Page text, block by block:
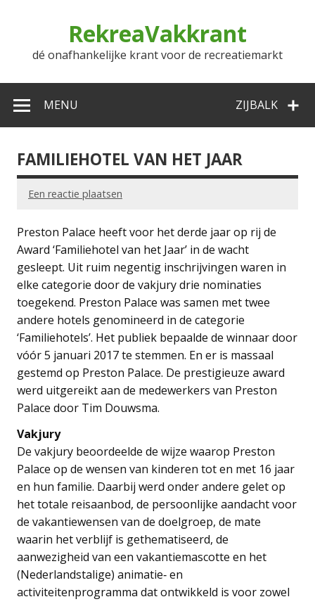
RekreaVakkrant
dé onafhankelijke krant voor de recreatiemarkt
ZIJBALK
MENU
FAMILIEHOTEL VAN HET JAAR
Een reactie plaatsen
Preston Palace heeft voor het derde jaar op rij de
Award ‘Familiehotel van het Jaar’ in de wacht
gesleept. Uit ruim negentig inschrijvingen waren in
elke categorie door de vakjury drie nominaties
toegekend. Preston Palace was samen met twee
andere hotels genomineerd in de categorie
‘Familiehotels’. Het publiek bepaalde de winnaar door
vóór 5 januari 2017 te stemmen. En er is massaal
gestemd op Preston Palace. De prestigieuze award
werd uitgereikt aan de medewerkers van Preston
Palace door Tim Douwsma.
Vakjury
De vakjury beoordeelde de wijze waarop Preston
Palace op de wensen van kinderen tot en met 16 jaar
en hun familie. Daarbij werd onder andere gelet op
het totale reisaanbod, de persoonlijke aandacht voor
de vakantiewensen van de doelgroep, de mate
waarin het verblijf is gethematiseerd, de
aanwezigheid van een vakantiemascotte en het
(Nederlandstalige) animatie‐ en
activiteitenprogramma dat ontwikkeld is voor zowel